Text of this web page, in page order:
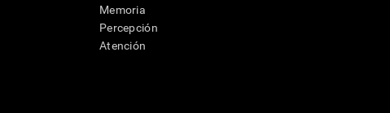
Memoria
Percepción
Atención